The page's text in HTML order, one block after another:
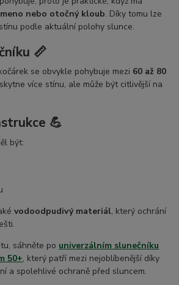
nebo otočný kloub. Díky tomu lze
podle aktuální polohy slunce.
📏
se obvykle pohybuje mezi 60 až 80
více stínu, ale může být citlivější na
💪
být:
vodoodpudivý materiál, který ochrání
sáhněte po univerzálním slunečníku
50+, který patří mezi nejoblíbenější díky
a spolehlivé ochraně před sluncem.